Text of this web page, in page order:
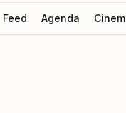
Feed Agenda